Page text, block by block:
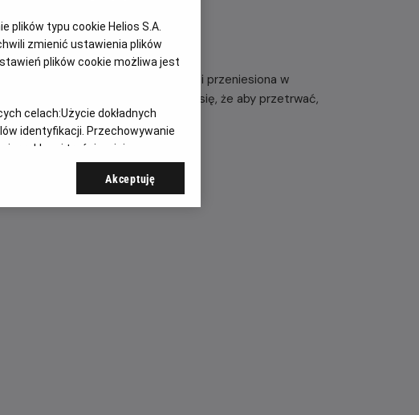
oddzielona od przedmieść i przeniesiona w
rodzina Plattów szybko przekonuje się, że ​​aby przetrwać,
plików typu cookie Helios S.A.
zmienić ustawienia plików
plików cookie możliwa jest
celach:Użycie dokładnych
identyfikacji. Przechowywanie
reklam i treści, opinie
Akceptuję